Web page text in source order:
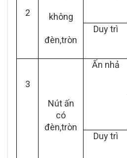
2 không
đèn,tròn
Duy trì
3
Nút ấn
có
đèn,tròn
Ấn nhả
Duy trì